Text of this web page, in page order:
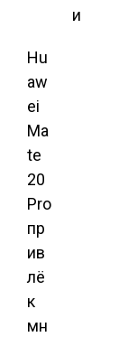
и
Hu
aw
ei
Ma
te
20
Pro
пр
ив
лё
к
мн